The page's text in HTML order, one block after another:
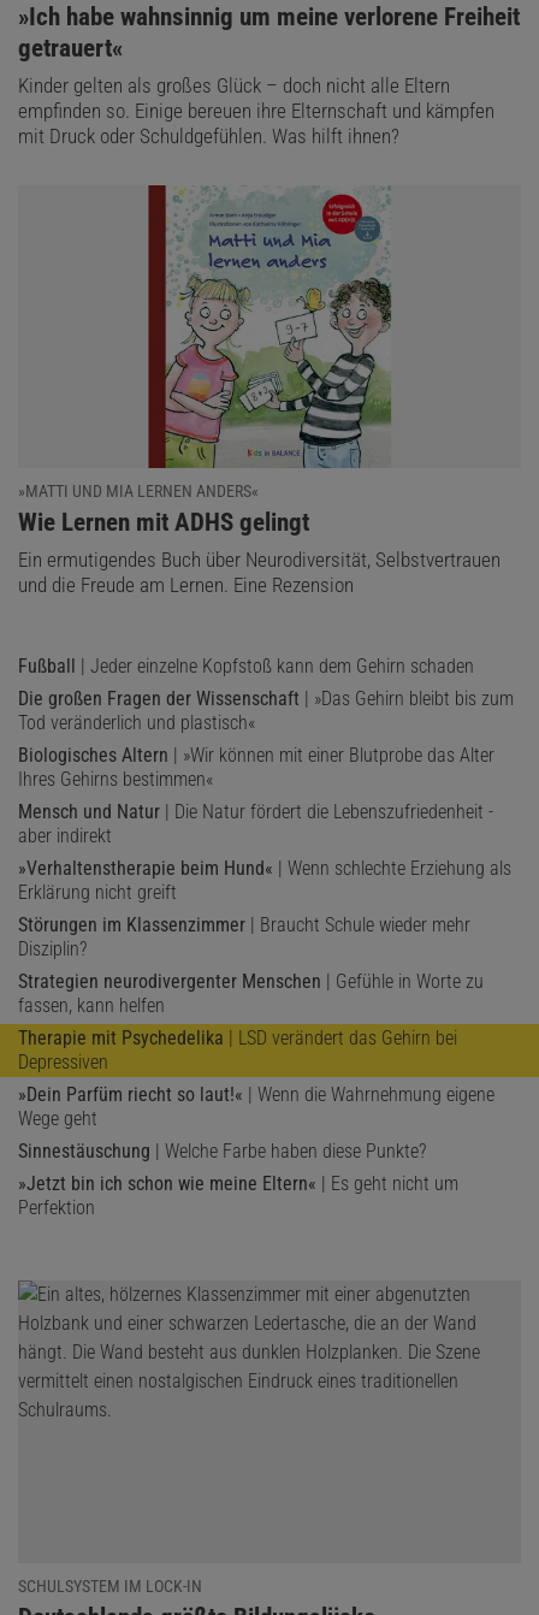
:
»Ich habe wahnsinnig um meine verlorene Freiheit
getrauert«
Kinder gelten als großes Glück – doch nicht alle Eltern
empfinden so. Einige bereuen ihre Elternschaft und kämpfen
mit Druck oder Schuldgefühlen. Was hilft ihnen?
»MATTI UND MIA LERNEN ANDERS«
:
Wie Lernen mit ADHS gelingt
Ein ermutigendes Buch über Neurodiversität, Selbstvertrauen
und die Freude am Lernen. Eine Rezension
Fußball | Jeder einzelne Kopfstoß kann dem Gehirn schaden
Die großen Fragen der Wissenschaft | »Das Gehirn bleibt bis zum
Tod veränderlich und plastisch«
Biologisches Altern | »Wir können mit einer Blutprobe das Alter
Ihres Gehirns bestimmen«
Mensch und Natur | Die Natur fördert die Lebenszufriedenheit -
aber indirekt
»Verhaltenstherapie beim Hund« | Wenn schlechte Erziehung als
Erklärung nicht greift
Störungen im Klassenzimmer | Braucht Schule wieder mehr
Disziplin?
Strategien neurodivergenter Menschen | Gefühle in Worte zu
fassen, kann helfen
Therapie mit Psychedelika | LSD verändert das Gehirn bei
Depressiven
»Dein Parfüm riecht so laut!« | Wenn die Wahrnehmung eigene
Wege geht
Sinnestäuschung | Welche Farbe haben diese Punkte?
»Jetzt bin ich schon wie meine Eltern« | Es geht nicht um
Perfektion
SCHULSYSTEM IM LOCK-IN